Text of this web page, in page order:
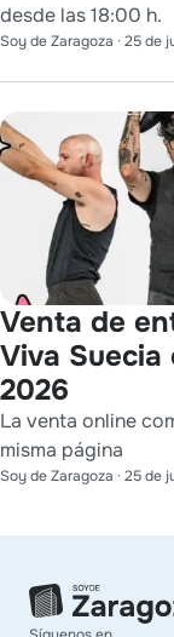
desde las 18:00 h.
Soy de Zaragoza · 25 de
Venta de
Viva Suecia
2026
La venta online
misma página
Soy de Zaragoza · 25 de